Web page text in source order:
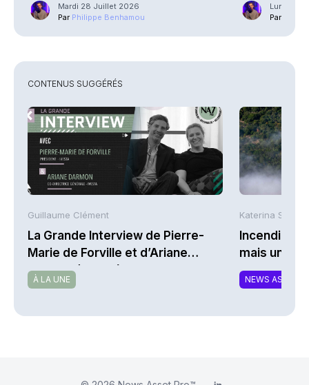
Mardi 28 Juillet 2026
Par Philippe Benhamou
Lundi 20
Par
CONTENUS SUGGÉRÉS
Guillaume Clément
La Grande Interview de Pierre-
Marie de Forville et d’Ariane
Darmon (Ivesta)
À LA UNE
Katerina
Incendies :
mais une
NEWS